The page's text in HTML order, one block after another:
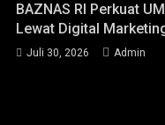
BAZNAS RI Perkuat
Lewat Digital
Juli 30, 2026 Admin